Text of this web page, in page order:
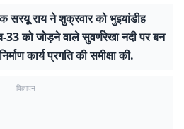
सरयू राय ने शुक्रवार को भुइयांडीह
33 को जोड़ने वाले सुवर्णरेखा नदी पर बन
कार्य प्रगति की समीक्षा की.
विज्ञापन